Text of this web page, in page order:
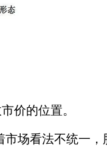
价的位置。
场看法不统一，